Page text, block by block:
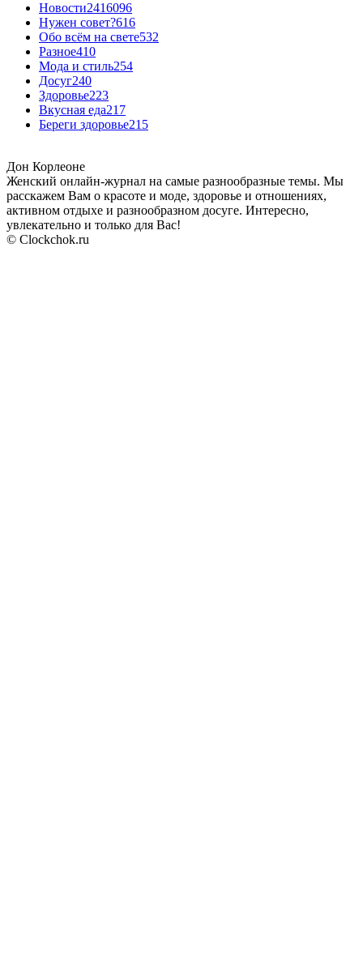
Новости2416096
Нужен совет?616
Обо всём на свете532
Разное410
Мода и стиль254
Досуг240
Здоровье223
Вкусная еда217
Береги здоровье215
Дон Корлеоне
Женский онлайн-журнал на самые разнообразные темы. Мы
расскажем Вам о красоте и моде, здоровье и отношениях,
активном отдыхе и разнообразном досуге. Интересно,
увлекательно и только для Вас!
© Clockchok.ru